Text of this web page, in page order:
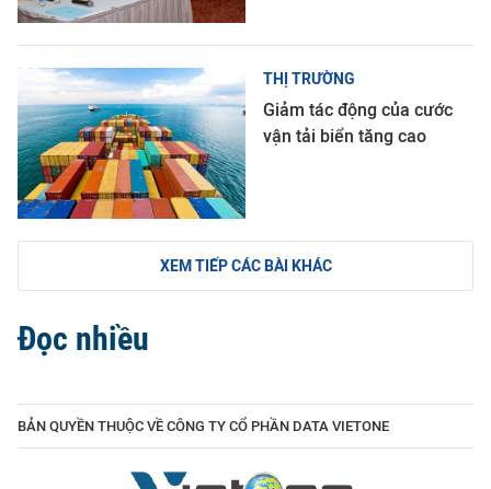
THỊ TRƯỜNG
Giảm tác động của cước
vận tải biển tăng cao
XEM TIẾP CÁC BÀI KHÁC
Đọc nhiều
BẢN QUYỀN THUỘC VỀ CÔNG TY CỔ PHẦN DATA VIETONE